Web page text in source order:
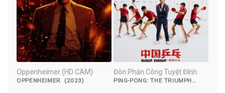
Oppenheimer (HD CAM)
OPPENHEIMER (2023)
Đòn Phản Công Tuyệt Đỉnh
PING-PONG: THE TRIUMPH